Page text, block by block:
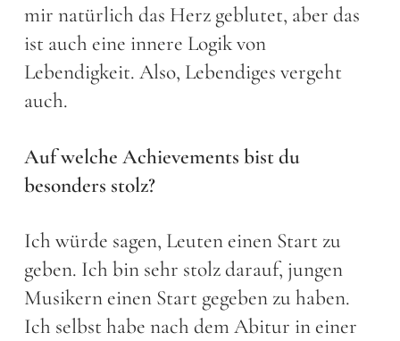
mir natürlich das Herz geblutet, aber das
ist auch eine innere Logik von
Lebendigkeit. Also, Lebendiges vergeht
auch.
Auf welche Achievements bist du
besonders stolz?
Ich würde sagen, Leuten einen Start zu
geben. Ich bin sehr stolz darauf, jungen
Musikern einen Start gegeben zu haben.
Ich selbst habe nach dem Abitur in einer